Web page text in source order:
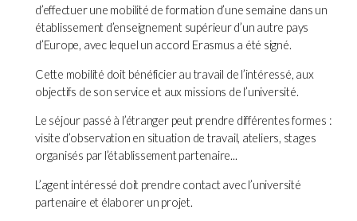
d’effectuer une mobilité de formation d’une semaine dans un
établissement d’enseignement supérieur d’un autre pays
d’Europe, avec lequel un accord Erasmus a été signé.
Cette mobilité doit bénéficier au travail de l’intéressé, aux
objectifs de son service et aux missions de l’université.
Le séjour passé à l’étranger peut prendre différentes formes :
visite d’observation en situation de travail, ateliers, stages
organisés par l’établissement partenaire...
L’agent intéressé doit prendre contact avec l’université
partenaire et élaborer un projet.